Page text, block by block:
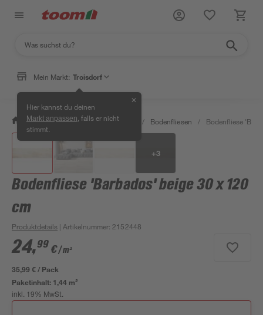
Mein Markt: Troisdorf
Hier kannst du deinen
Markt anpassen , falls er nicht
stimmt.
✕
/ Bauen & Renovieren / Fliesen / Bodenfliesen / Bodenfliese
+3
Bodenfliese 'Barbados' beige 30 x 120
cm
Produktdetails | Artikelnummer: 2152448
24,99 €/ m²
35,99 € / Pack
Paketinhalt: 1,44 m²
inkl. 19% MwSt.